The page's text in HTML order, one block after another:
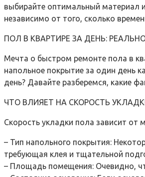
выбирайте оптимальный материал
независимо от того, сколько
ПОЛ В КВАРТИРЕ ЗА ДЕНЬ:
Мечта о быстром ремонте пола в
напольное покрытие за один день
день? Давайте разберемся, какие
ЧТО ВЛИЯЕТ НА СКОРОСТЬ
Скорость укладки пола зависит
– Тип напольного покрытия:
требующая клея и тщательной
– Площадь помещения: Очевидно,